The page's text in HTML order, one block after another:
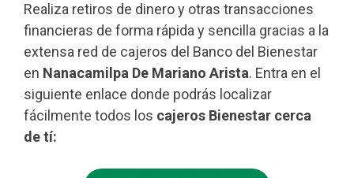
Realiza retiros de dinero y otras transacciones
financieras de forma rápida y sencilla gracias a la
extensa red de cajeros del Banco del Bienestar
en Nanacamilpa De Mariano Arista. Entra en el
siguiente enlace donde podrás localizar
fácilmente todos los cajeros Bienestar cerca
de tí: